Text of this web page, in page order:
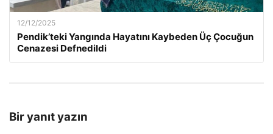
12/12/2025
Pendik’teki Yangında Hayatını Kaybeden Üç Çocuğun
Cenazesi Defnedildi
Bir yanıt yazın